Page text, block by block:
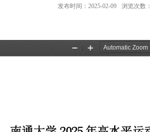
发布时间：2025-02-09 浏览次数：